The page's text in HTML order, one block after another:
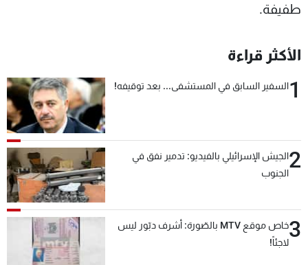
طفيفة.
الأكثر قراءة
1السفير السابق في المستشفى... بعد توقيفه!
2الجيش الإسرائيلي بالفيديو: تدمير نفق في
الجنوب
3
خاص موقع MTV بالصّورة: أشرف دبّور ليس
لاجئاً!